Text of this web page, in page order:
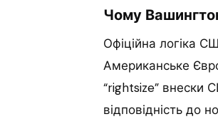
Чому
Офіційна логіка
Американське
“rightsize” внески
відповідність до